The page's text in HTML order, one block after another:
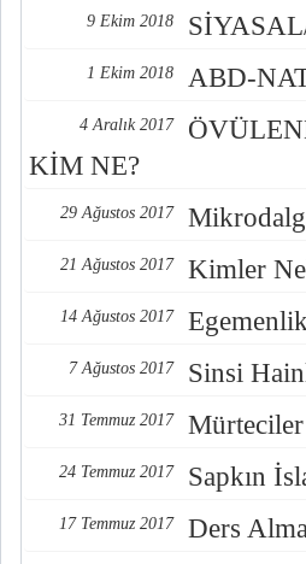
9 Ekim 2018
1 Ekim 2018 ABD-
4 Aralık 2017
KİM NE?
29 Ağustos 2017
21 Ağustos 2017 Kimler
14 Ağustos 2017
7 Ağustos 2017 Sinsi
31 Temmuz 2017 Mürteciler
24 Temmuz 2017 Sapkın
17 Temmuz 2017 Ders